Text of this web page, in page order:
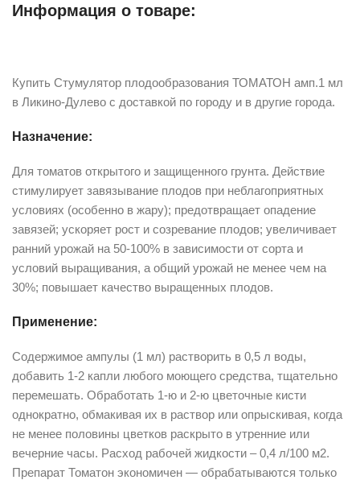
Информация о товаре:
Купить Стумулятор плодообразования ТОМАТОН амп.1 мл
в Ликино-Дулево с доставкой по городу и в другие города.
Назначение:
Для томатов открытого и защищенного грунта. Действие
стимулирует завязывание плодов при неблагоприятных
условиях (особенно в жару); предотвращает опадение
завязей; ускоряет рост и созревание плодов; увеличивает
ранний урожай на 50-100% в зависимости от сорта и
условий выращивания, а общий урожай не менее чем на
30%; повышает качество выращенных плодов.
Применение:
Содержимое ампулы (1 мл) растворить в 0,5 л воды,
добавить 1-2 капли любого моющего средства, тщательно
перемешать. Обработать 1-ю и 2-ю цветочные кисти
однократно, обмакивая их в раствор или опрыскивая, когда
не менее половины цветков раскрыто в утренние или
вечерние часы. Расход рабочей жидкости – 0,4 л/100 м2.
Препарат Томатон экономичен — обрабатываются только